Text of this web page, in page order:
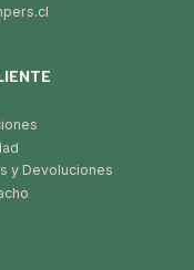
y Devoluciones